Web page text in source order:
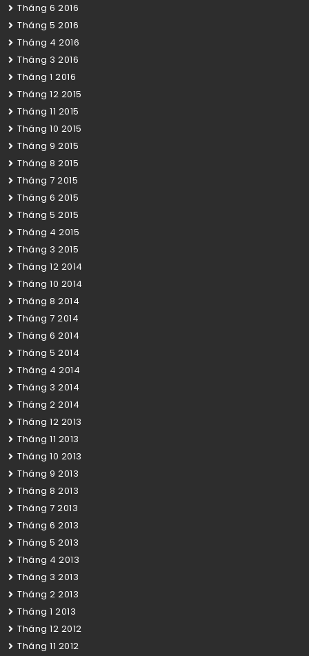
Tháng 6 2016
Tháng 5 2016
Tháng 4 2016
Tháng 3 2016
Tháng 1 2016
Tháng 12 2015
Tháng 11 2015
Tháng 10 2015
Tháng 9 2015
Tháng 8 2015
Tháng 7 2015
Tháng 6 2015
Tháng 5 2015
Tháng 4 2015
Tháng 3 2015
Tháng 12 2014
Tháng 10 2014
Tháng 8 2014
Tháng 7 2014
Tháng 6 2014
Tháng 5 2014
Tháng 4 2014
Tháng 3 2014
Tháng 2 2014
Tháng 12 2013
Tháng 11 2013
Tháng 10 2013
Tháng 9 2013
Tháng 8 2013
Tháng 7 2013
Tháng 6 2013
Tháng 5 2013
Tháng 4 2013
Tháng 3 2013
Tháng 2 2013
Tháng 1 2013
Tháng 12 2012
Tháng 11 2012